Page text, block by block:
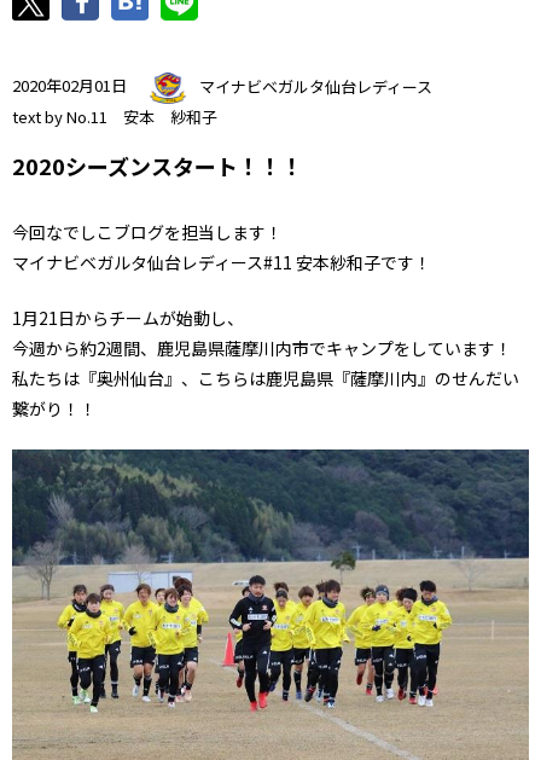
2020年02月01日
マイナビベガルタ仙台レディース
text by No.11 安本 紗和子
2020シーズンスタート！！！
今回なでしこブログを担当します！
マイナビベガルタ仙台レディース#11 安本紗和子です！
1月21日からチームが始動し、
今週から約2週間、鹿児島県薩摩川内市でキャンプをしています！
私たちは『奥州仙台』、こちらは鹿児島県『薩摩川内』のせんだい
繋がり！！